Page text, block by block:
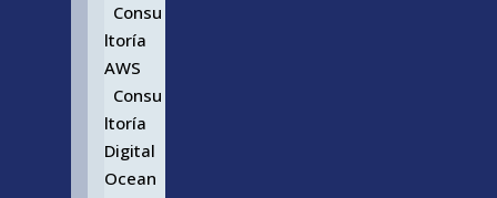
Consu
ltoría
AWS
Consu
ltoría
Digital
Ocean